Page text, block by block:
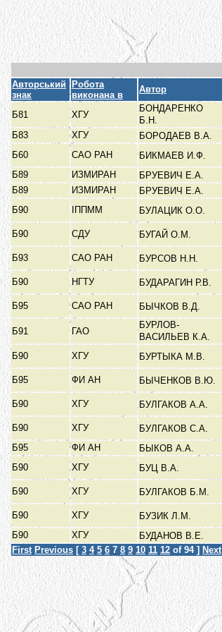
Авторський
знак
Робота
виконана в
Автор
Б81
ХГУ
БОНДАРЕНКО
Б.Н.
Б83
ХГУ БОРОДАЕВ В.А.
Б60
САО РАН БИКМАЕВ И.Ф.
Б89
ИЗМИРАН БРУЕВИЧ Е.А.
Б89
ИЗМИРАН БРУЕВИЧ Е.А.
Б90
ІППММ БУЛАЦИК О.О.
Б90 СДУ БУГАЙ О.М.
Б93 САО РАН БУРСОВ Н.Н.
Б90 НГТУ БУДАРАГИН Р.В.
Б95 САО РАН БЫЧКОВ В.Д.
Б91 ГАО
БУРЛОВ-
ВАСИЛЬЕВ К.А.
Б90 ХГУ БУРТЫКА М.В.
Б95 ФИ АН БЫЧЕНКОВ В.Ю.
Б90 ХГУ БУЛГАКОВ А.А.
Б90 ХГУ БУЛГАКОВ С.А.
Б95
ФИ АН БЫКОВ А.А.
Б90
ХГУ БУЦ В.А.
Б90 ХГУ БУЛГАКОВ Б.М.
Б90 ХГУ БУЗИК Л.М.
Б90
ХГУ БУДАНОВ В.Е.
First Previous [ 3 4 5 6 7 8 9 10 11 12 of 94 ] Next